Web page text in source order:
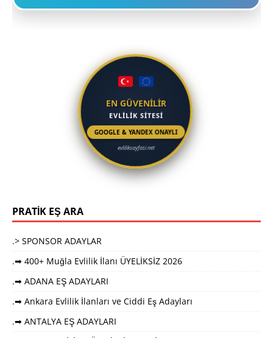
EN GÜVENİLİR
EVLİLİK SİTESİ
GOOGLE & YANDEX ONAYLI
evliliksayfasi.net
PRATİK EŞ ARA
.> SPONSOR ADAYLAR
.➡ 400+ Muğla Evlilik İlanı ÜYELİKSİZ 2026
.➡ ADANA EŞ ADAYLARI
.➡ Ankara Evlilik İlanları ve Ciddi Eş Adayları
.➡ ANTALYA EŞ ADAYLARI